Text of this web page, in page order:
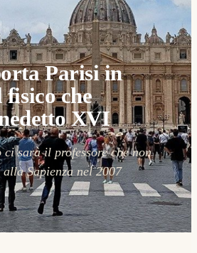
Parisi in
che
XVI
ci sarà il professore che non
Sapienza nel 2007